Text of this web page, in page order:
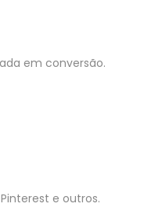
em conversão.
e outros.